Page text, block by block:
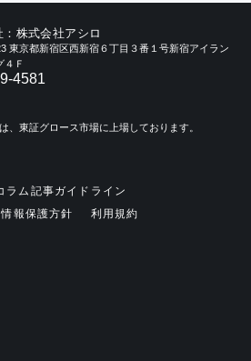
株式会社アシロ
東京都新宿区西新宿６丁目３番１号新宿アイラン
４Ｆ
4581
、東証グロース市場に上場しております。
ラム記事ガイドライン
報保護方針
利用規約